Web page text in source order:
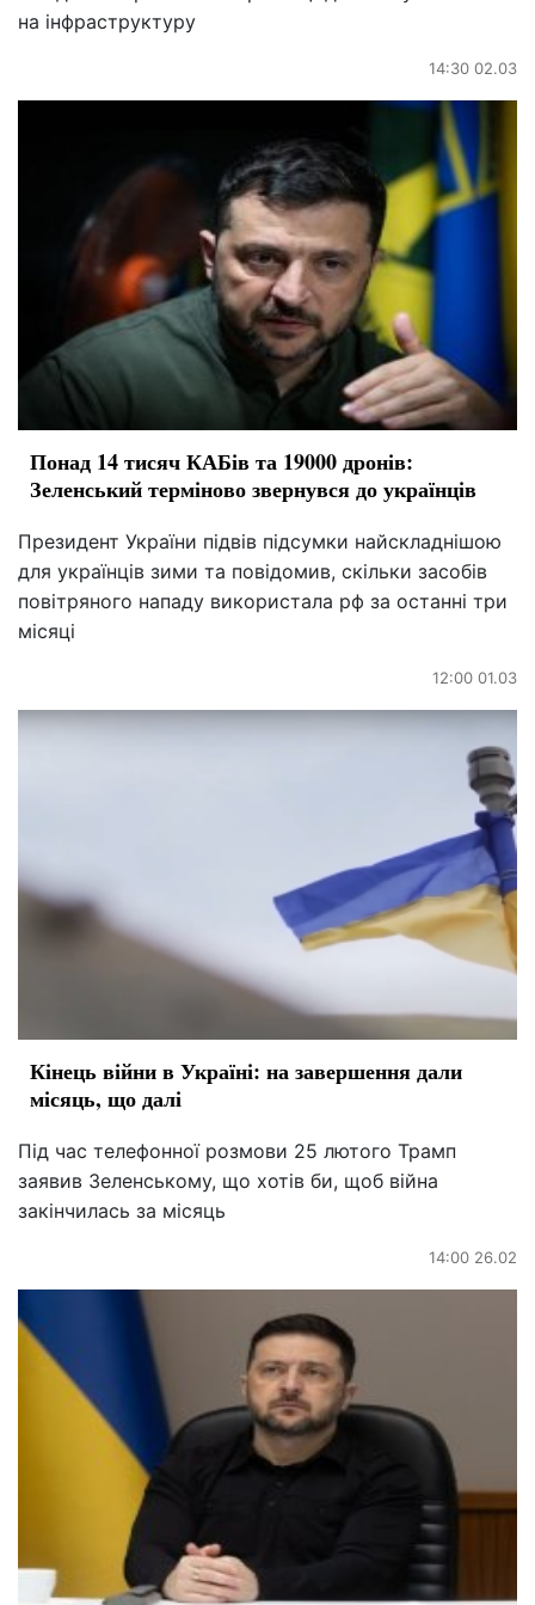
на інфраструктуру
14:30 02.03
Понад 14 тисяч КАБів та 19000 дронів:
Зеленський терміново звернувся до українців
Президент України підвів підсумки найскладнішою
для українців зими та повідомив, скільки засобів
повітряного нападу використала рф за останні три
місяці
12:00 01.03
Кінець війни в Україні: на завершення дали
місяць, що далі
Під час телефонної розмови 25 лютого Трамп
заявив Зеленському, що хотів би, щоб війна
закінчилась за місяць
14:00 26.02